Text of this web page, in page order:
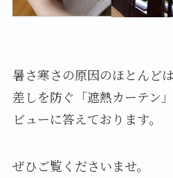
暑さ寒さの原因のほとんど
差しを防ぐ「遮熱カーテン
ビューに答えております。
ぜひご覧くださいませ。